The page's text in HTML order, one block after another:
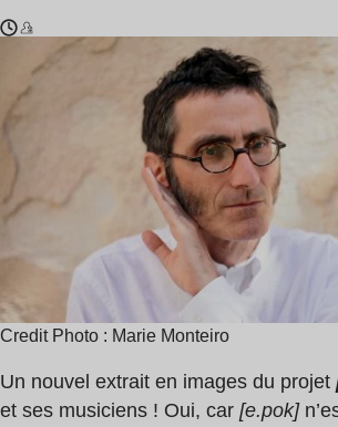
lecture
min
Ignatus
Credit Photo : Marie Monteiro
Un nouvel extrait en images du projet
et ses musiciens ! Oui, car [e.pok]